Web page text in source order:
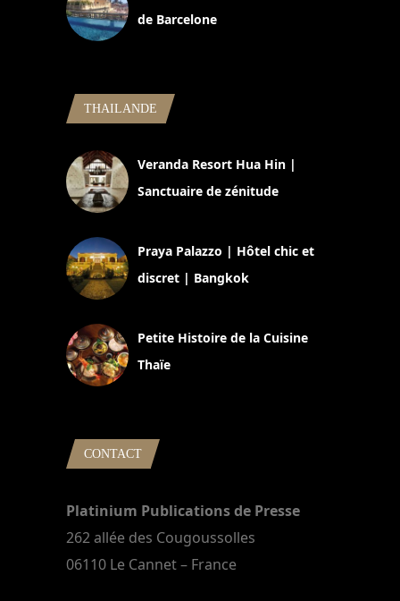
de Barcelone
THAILANDE
Veranda Resort Hua Hin |
Sanctuaire de zénitude
Praya Palazzo | Hôtel chic et
discret | Bangkok
Petite Histoire de la Cuisine
Thaïe
CONTACT
Platinium Publications de Presse
262 allée des Cougoussolles
06110 Le Cannet – France